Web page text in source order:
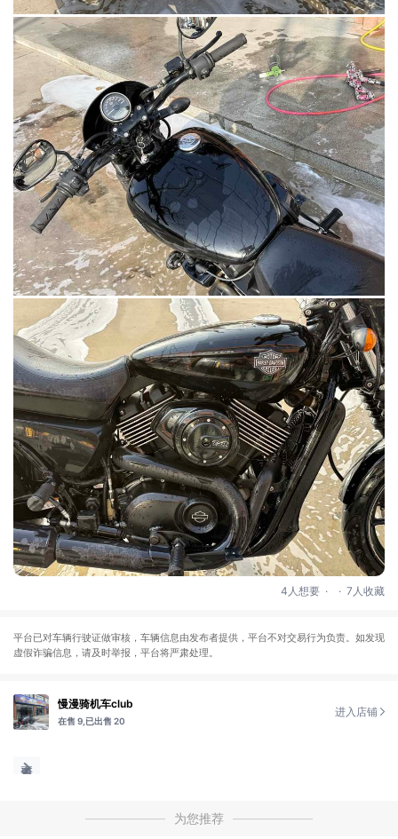
4人想要 . . 7人收藏
平台已对车辆行驶证做审核，车辆信息由发布者提供，平台不对交易行为负责。如发现
虚假诈骗信息，请及时举报，平台将严肃处理。
慢漫骑机车club
在售 9, 已出售 20
进入店铺
为您推荐